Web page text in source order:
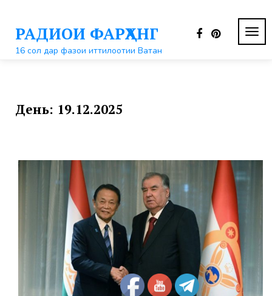
контентуРАДИОИ ФАРҲАНГ
16 сол дар фазои иттилоотии Ватан
День: 19.12.2025